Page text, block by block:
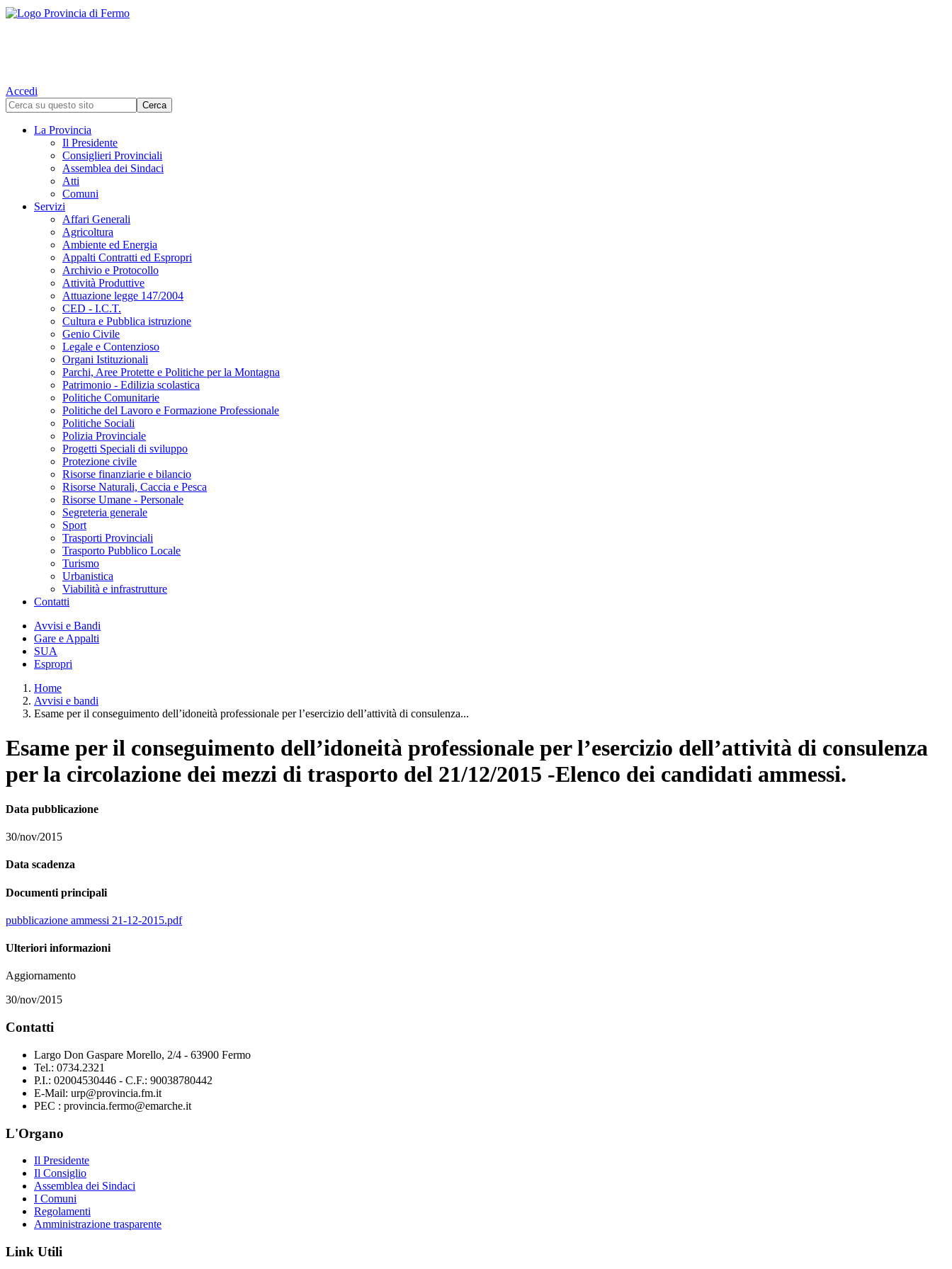
Accedi
La Provincia
Il Presidente
Consiglieri Provinciali
Assemblea dei Sindaci
Atti
Comuni
Servizi
Affari Generali
Agricoltura
Ambiente ed Energia
Appalti Contratti ed Espropri
Archivio e Protocollo
Attività Produttive
Attuazione legge 147/2004
CED - I.C.T.
Cultura e Pubblica istruzione
Genio Civile
Legale e Contenzioso
Organi Istituzionali
Parchi, Aree Protette e Politiche per la Montagna
Patrimonio - Edilizia scolastica
Politiche Comunitarie
Politiche del Lavoro e Formazione Professionale
Politiche Sociali
Polizia Provinciale
Progetti Speciali di sviluppo
Protezione civile
Risorse finanziarie e bilancio
Risorse Naturali, Caccia e Pesca
Risorse Umane - Personale
Segreteria generale
Sport
Trasporti Provinciali
Trasporto Pubblico Locale
Turismo
Urbanistica
Viabilità e infrastrutture
Contatti
Avvisi e Bandi
Gare e Appalti
SUA
Espropri
Home
Avvisi e bandi
Esame per il conseguimento dell’idoneità professionale per l’esercizio dell’attività di consulenza...
Esame per il conseguimento dell’idoneità professionale per l’esercizio dell’attività di consulenza
per la circolazione dei mezzi di trasporto del 21/12/2015 -Elenco dei candidati ammessi.
Data pubblicazione
30/nov/2015
Data scadenza
Documenti principali
pubblicazione ammessi 21-12-2015.pdf
Ulteriori informazioni
Aggiornamento
30/nov/2015
Contatti
Largo Don Gaspare Morello, 2/4 - 63900 Fermo
Tel.: 0734.2321
P.I.: 02004530446 - C.F.: 90038780442
E-Mail: urp@provincia.fm.it
PEC : provincia.fermo@emarche.it
L'Organo
Il Presidente
Il Consiglio
Assemblea dei Sindaci
I Comuni
Regolamenti
Amministrazione trasparente
Link Utili